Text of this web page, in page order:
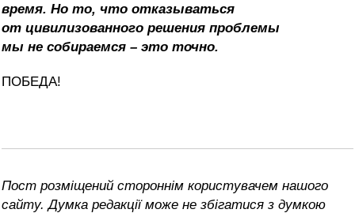
время. Но то, что отказываться
от цивилизованного решения проблемы
мы не собираемся – это точно.
ПОБЕДА!
Пост розміщений стороннім користувачем нашого
сайту. Думка редакції може не збігатися з думкою